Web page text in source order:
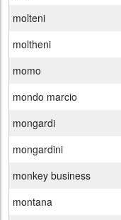
molteni
moltheni
momo
mondo marcio
mongardi
mongardini
monkey business
montana